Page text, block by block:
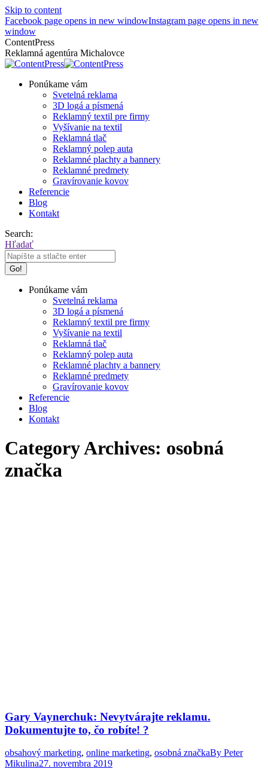
Skip to content
Facebook page opens in new windowInstagram page opens in new
window
ContentPress
Reklamná agentúra Michalovce
Ponúkame vám
Svetelná reklama
3D logá a písmená
Reklamný textil pre firmy
Vyšívanie na textil
Reklamná tlač
Reklamný polep auta
Reklamné plachty a bannery
Reklamné predmety
Gravírovanie kovov
Referencie
Blog
Kontakt
Search:
Hľadať
Ponúkame vám
Svetelná reklama
3D logá a písmená
Reklamný textil pre firmy
Vyšívanie na textil
Reklamná tlač
Reklamný polep auta
Reklamné plachty a bannery
Reklamné predmety
Gravírovanie kovov
Referencie
Blog
Kontakt
Category Archives: osobná
značka
Gary Vaynerchuk: Nevytvárajte reklamu.
Dokumentujte to, čo robíte! ?
obsahový marketing, online marketing, osobná značkaBy Peter
Mikulina27. novembra 2019